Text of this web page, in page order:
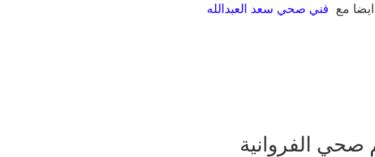
مع فني صحي سعد العبدالله
صحي الفروانية